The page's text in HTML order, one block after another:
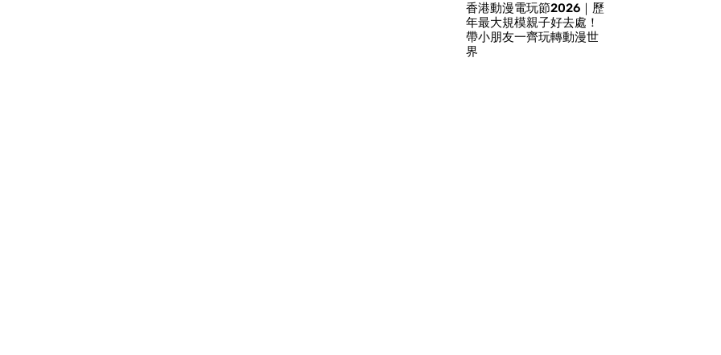
香港動漫電玩節2026｜歷
年最大規模親子好去處！
帶小朋友一齊玩轉動漫世
界